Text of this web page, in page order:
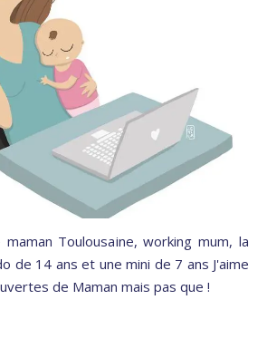
maman Toulousaine, working mum, la
de 14 ans et une mini de 7 ans J'aime
de Maman mais pas que !